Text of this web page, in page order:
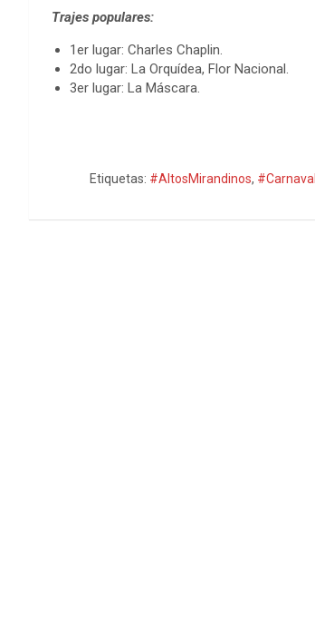
Trajes populares:
1er lugar: Charles Chaplin.
2do lugar: La Orquídea, Flor Nacional.
3er lugar: La Máscara.
Etiquetas: #AltosMirandinos,